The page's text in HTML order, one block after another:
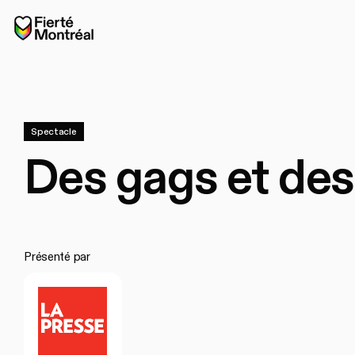
Accueil
Spectacle
Des gags et
Présenté par